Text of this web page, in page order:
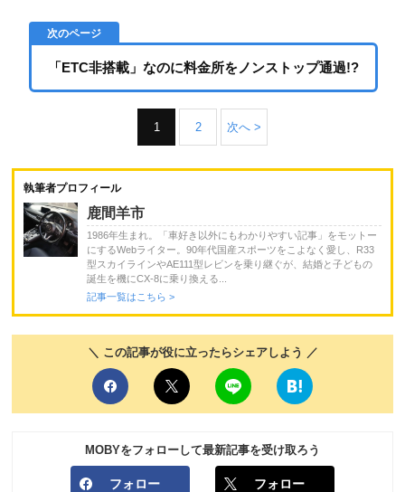
「ETC非搭載」なのに料金所をノンストップ通過!?
1 2 次へ >
執筆者プロフィール
鹿間羊市
1986年生まれ。「車好き以外にもわかりやすい記事」をモットー
にするWebライター。90年代国産スポーツをこよなく愛し、R33
型スカイラインやAE111型レビンを乗り継ぐが、結婚と子どもの
誕生を機にCX-8に乗り換える...
記事一覧はこちら >
＼ この記事が役に立ったらシェアしよう ／
MOBYをフォローして最新記事を受け取ろう
フォロー フォロー